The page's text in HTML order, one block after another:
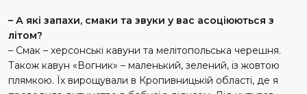
– А які запахи, смаки та звуки у вас асоціюються з
літом?
– Смак – херсонські кавуни та мелітопольська черешня.
Також кавун «Вогник» – маленький, зелений, із жовтою
плямкою. Їх вирощували в Кропивницькій області, де я